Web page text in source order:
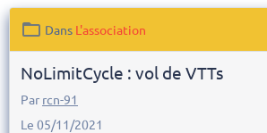
Dans L'association
NoLimitCycle : vol de VTTs
Par rcn-91
Le 05/11/2021